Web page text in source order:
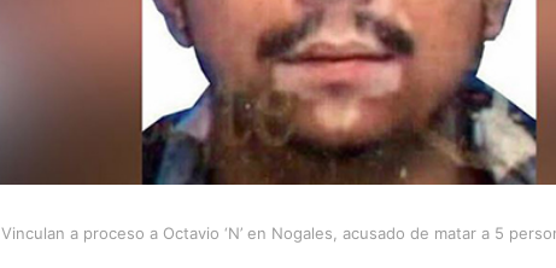
Vinculan a proceso a Octavio ‘N’ en Nogales, acusado de matar a 5